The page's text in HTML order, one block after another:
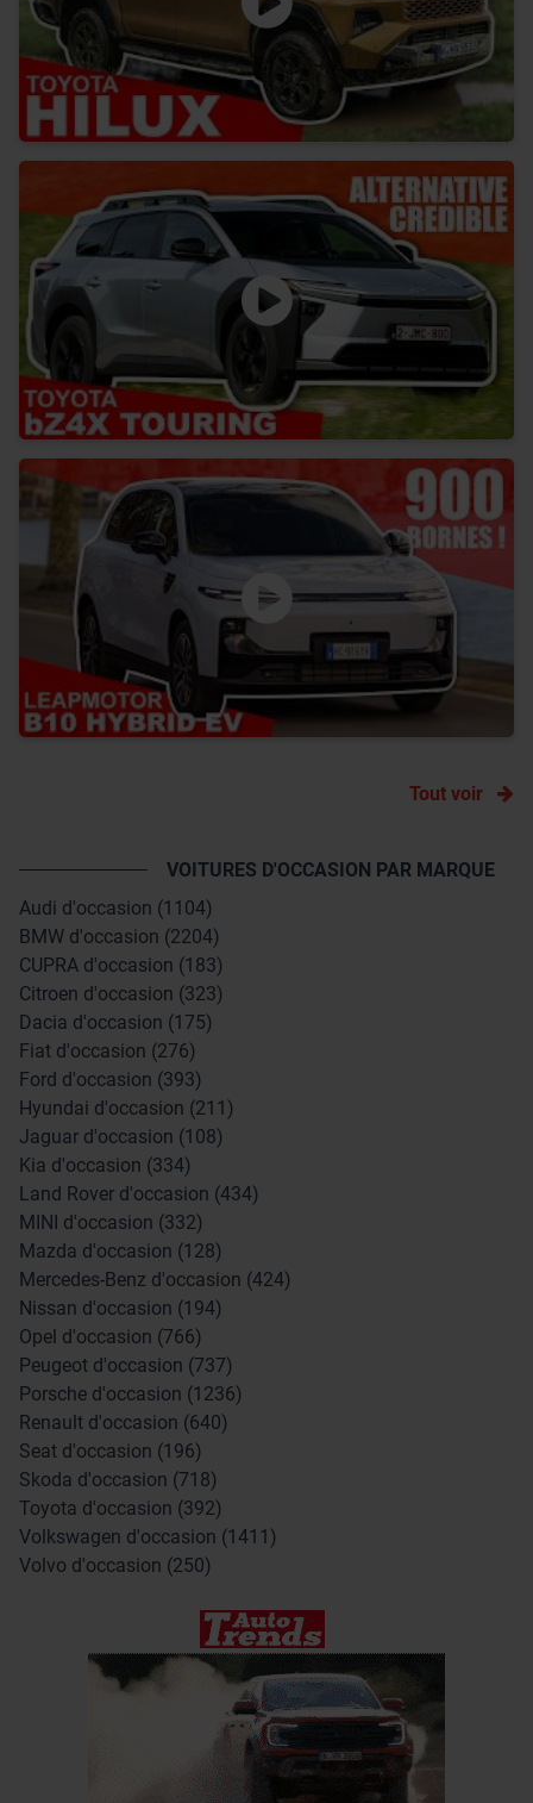
Tout voir
VOITURES D'OCCASION PAR MARQUE
Audi d'occasion (1104)
BMW d'occasion (2204)
CUPRA d'occasion (183)
Citroen d'occasion (323)
Dacia d'occasion (175)
Fiat d'occasion (276)
Ford d'occasion (393)
Hyundai d'occasion (211)
Jaguar d'occasion (108)
Kia d'occasion (334)
Land Rover d'occasion (434)
MINI d'occasion (332)
Mazda d'occasion (128)
Mercedes-Benz d'occasion (424)
Nissan d'occasion (194)
Opel d'occasion (766)
Peugeot d'occasion (737)
Porsche d'occasion (1236)
Renault d'occasion (640)
Seat d'occasion (196)
Skoda d'occasion (718)
Toyota d'occasion (392)
Volkswagen d'occasion (1411)
Volvo d'occasion (250)